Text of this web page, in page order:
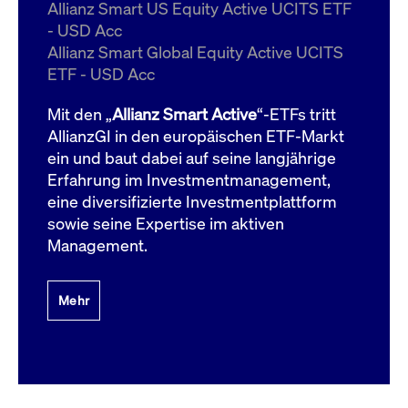
Allianz Smart US Equity Active UCITS ETF
- USD Acc
Allianz Smart Global Equity Active UCITS
ETF - USD Acc
Mit den „Allianz Smart Active“-ETFs tritt
AllianzGI in den europäischen ETF-Markt
ein und baut dabei auf seine langjährige
Erfahrung im Investmentmanagement,
eine diversifizierte Investmentplattform
sowie seine Expertise im aktiven
Management.
Mehr
ApplicationGatewayAffinityCORS
boerse.com
Domain
bis